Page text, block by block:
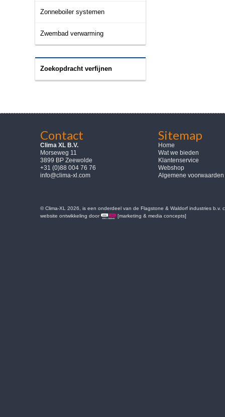
Zonneboiler systemen
Zwembad verwarming
Zoekopdracht verfijnen
Contact
Clima XL B.V.
Morseweg 11
3899 BP Zeewolde
+31 (0)88 004 76 76
info@clima-xl.com
Sitemap
Home
Wat we bieden
Klantenservice
Webshop
Algemene voorwaarden
© Clima-XL 2026, is een onderdeel van de Flagstone & Waldorf industries b.v.
website ontwikkeling door
[marketing & media concepts]